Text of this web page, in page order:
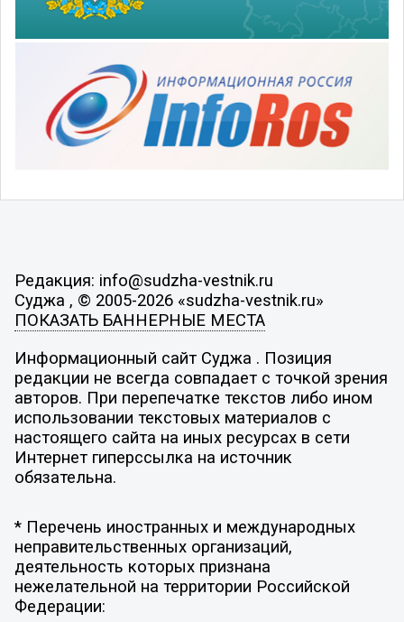
Редакция: info@sudzha-vestnik.ru
Суджа , © 2005-2026 «sudzha-vestnik.ru»
ПОКАЗАТЬ БАННЕРНЫЕ МЕСТА
Информационный сайт Суджа . Позиция
редакции не всегда совпадает с точкой зрения
авторов. При перепечатке текстов либо ином
использовании текстовых материалов с
настоящего сайта на иных ресурсах в сети
Интернет гиперссылка на источник
обязательна.
* Перечень иностранных и международных
неправительственных организаций,
деятельность которых признана
нежелательной на территории Российской
Федерации: